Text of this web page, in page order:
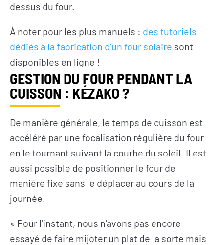
dessus du four.
À noter pour les plus manuels : des tutoriels
dédiés à la fabrication d’un four solaire sont
disponibles en ligne !
GESTION DU FOUR PENDANT LA
CUISSON : KÉZAKO ?
De manière générale, le temps de cuisson est
accéléré par une focalisation régulière du four
en le tournant suivant la courbe du soleil. Il est
aussi possible de positionner le four de
manière fixe sans le déplacer au cours de la
journée.
« Pour l’instant, nous n’avons pas encore
essayé de faire mijoter un plat de la sorte mais